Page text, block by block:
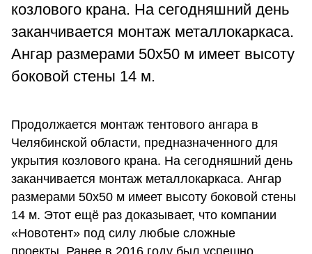
козлового крана. На сегодняшний день
заканчивается монтаж металлокаркаса.
Ангар размерами 50х50 м имеет высоту
боковой стены 14 м.
Продолжается монтаж тентового ангара в
Челябинской области, предназначенного для
укрытия козлового крана. На сегодняшний день
заканчивается монтаж металлокаркаса. Ангар
размерами 50х50 м имеет высоту боковой стены
14 м. Этот ещё раз доказывает, что компании
«Новотент» под силу любые сложные